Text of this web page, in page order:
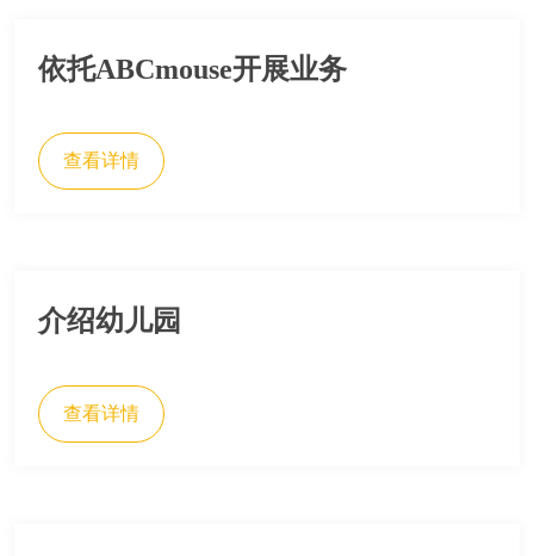
依托ABCmouse开展业务
查看详情
介绍幼儿园
查看详情